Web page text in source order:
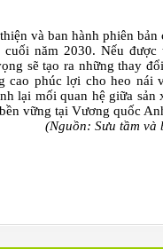
và ban hành phiên bản
năm 2030. Nếu được
sẽ tạo ra những thay
cao phúc lợi cho heo nái
lại mối quan hệ giữa sản
vững tại Vương quốc
(Nguồn: Sưu tầm và